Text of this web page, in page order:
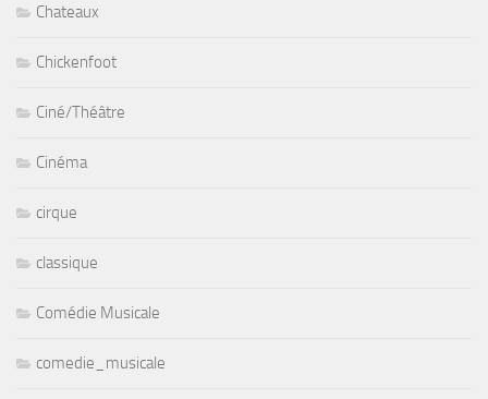
Chateaux
Chickenfoot
Ciné/Théâtre
Cinéma
cirque
classique
Comédie Musicale
comedie_musicale